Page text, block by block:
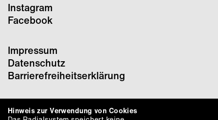
Instagram
Facebook
Impressum
Datenschutz
Barrierefreiheitserklärung
Hinweis zur Verwendung von Cookies